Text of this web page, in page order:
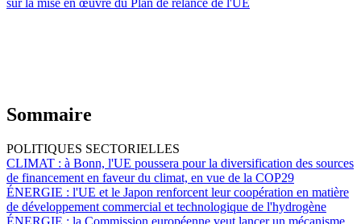
sur la mise en œuvre du Plan de relance de l'UE
Sommaire
POLITIQUES SECTORIELLES
CLIMAT : à Bonn, l'UE poussera pour la diversification des sources
de financement en faveur du climat, en vue de la COP29
ÉNERGIE : l'UE et le Japon renforcent leur coopération en matière
de développement commercial et technologique de l'hydrogène
ÉNERGIE : la Commission européenne veut lancer un mécanisme